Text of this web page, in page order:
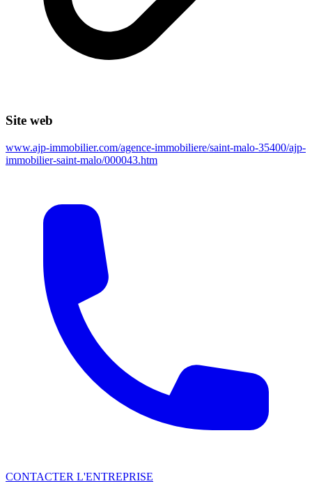
Site web
www.ajp-immobilier.com/agence-immobiliere/saint-malo-35400/ajp-
immobilier-saint-malo/000043.htm
CONTACTER L'ENTREPRISE